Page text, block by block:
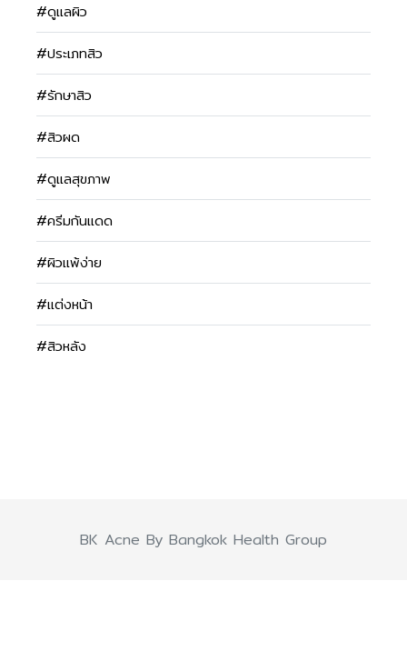
#ดูแลผิว
#ประเภทสิว
#รักษาสิว
#สิวผด
#ดูแลสุขภาพ
#ครีมกันแดด
#ผิวแพ้ง่าย
#แต่งหน้า
#สิวหลัง
BK Acne By Bangkok Health Group